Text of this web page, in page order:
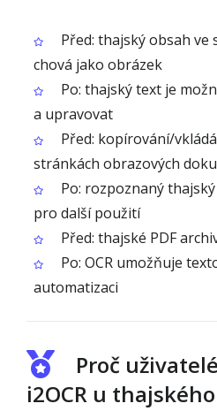
Před: thajský obsah ve
chová jako obrázek
Po: thajský text je
a upravovat
Před: kopírování/
stránkách obrazových
Po: rozpoznaný
pro další použití
Před: thajské PDF
Po: OCR umožňuje
automatizaci
Proč
i2OCR u thajského